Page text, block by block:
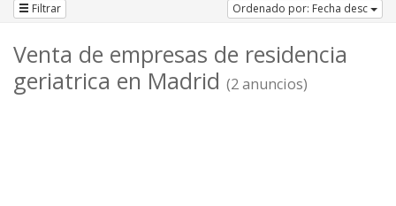
Filtrar Ordenado por: Fecha desc
Venta de empresas de residencia
geriatrica en Madrid (2 anuncios)